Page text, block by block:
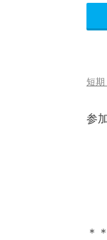
短期
参
＊